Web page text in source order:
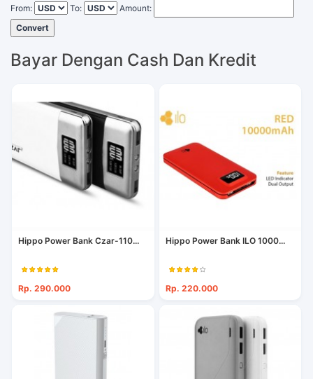
From: To:
Amount:
Convert
Bayar Dengan Cash Dan Kredit
Hippo Power Bank Czar-110...
Rp. 290.000
Hippo Power Bank ILO 1000...
Rp. 220.000